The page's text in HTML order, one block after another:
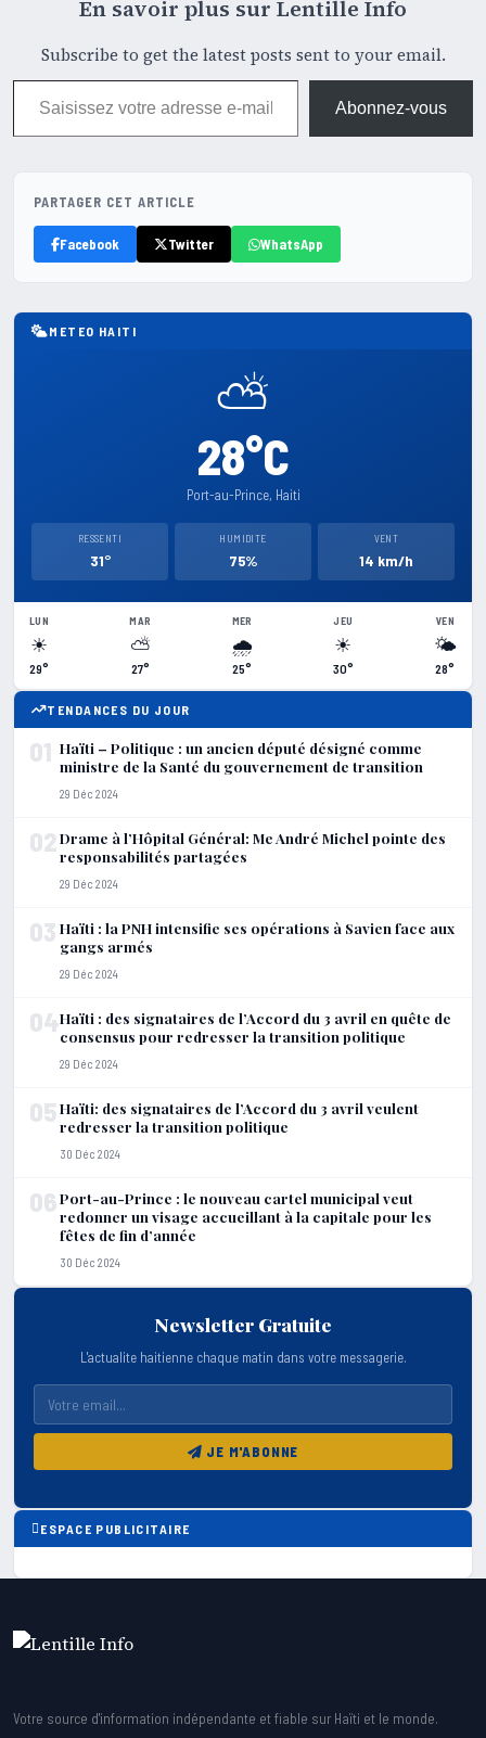
En savoir plus sur Lentille Info
Subscribe to get the latest posts sent to your email.
Saisissez votre adresse e-mail…
Abonnez-vous
PARTAGER CET ARTICLE
Facebook Twitter WhatsApp
METEO HAITI
⛅
28°C
Port-au-Prince, Haiti
RESSENTI
31°
HUMIDITE
75%
VENT
14 km/h
LUN
☀
29°
MAR
⛅
27°
MER
🌧
25°
JEU
☀
30°
VEN
🌤
28°
TENDANCES DU JOUR
01 Haïti – Politique : un ancien député désigné comme
ministre de la Santé du gouvernement de transition
29 Déc 2024
02Drame à l’Hôpital Général: Me André Michel pointe des
responsabilités partagées
29 Déc 2024
03 Haïti : la PNH intensifie ses opérations à Savien face aux
gangs armés
29 Déc 2024
04Haïti : des signataires de l’Accord du 3 avril en quête de
consensus pour redresser la transition politique
29 Déc 2024
05Haïti: des signataires de l’Accord du 3 avril veulent
redresser la transition politique
30 Déc 2024
06Port-au-Prince : le nouveau cartel municipal veut
redonner un visage accueillant à la capitale pour les
fêtes de fin d’année
30 Déc 2024
Newsletter Gratuite
L'actualite haitienne chaque matin dans votre messagerie.
JE M'ABONNE
ESPACE PUBLICITAIRE
Votre source d'information indépendante et fiable sur Haïti et le monde.